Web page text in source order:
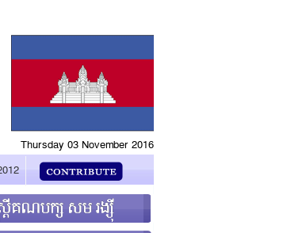
Thursday 03 November 2016